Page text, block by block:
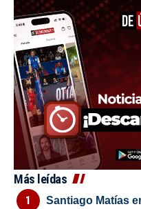
Más leídas
Santiago Matías